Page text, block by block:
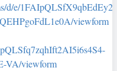
d/e/1FAIpQLSfX9qbEdEy2-
viewform
VA/viewform